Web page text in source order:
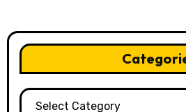
n
a
v
Categorie